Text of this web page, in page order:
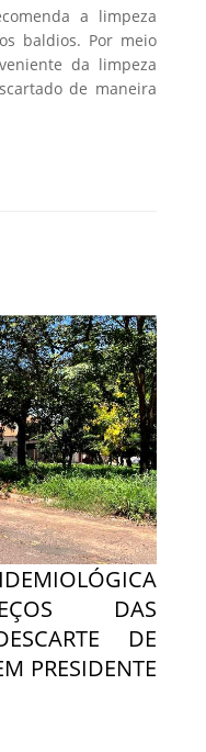
a limpeza
baldios. Por meio
da limpeza
de maneira
DAS
DE
PRESIDENTE